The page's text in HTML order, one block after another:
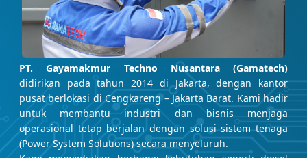
PT. Gayamakmur Techno Nusantara (Gamatech)
didirikan pada tahun 2014 di Jakarta, dengan kantor
pusat berlokasi di Cengkareng – Jakarta Barat. Kami hadir
untuk membantu industri dan bisnis menjaga
operasional tetap berjalan dengan solusi sistem tenaga
(Power System Solutions) secara menyeluruh.